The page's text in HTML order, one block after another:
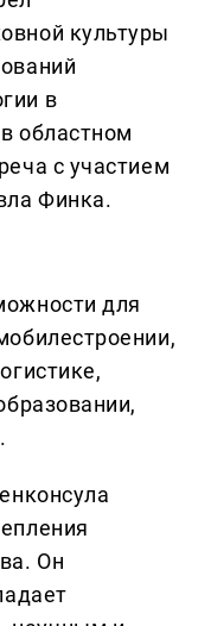
культуры
в
областном
с участием
Финка.
для
Он